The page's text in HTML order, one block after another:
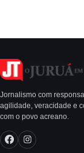
Jornalismo com
agilidade, veracidade e
com o povo acreano.